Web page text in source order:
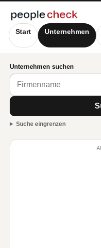
Start Unternehmen
Unternehmen suchen
Suche eingrenzen